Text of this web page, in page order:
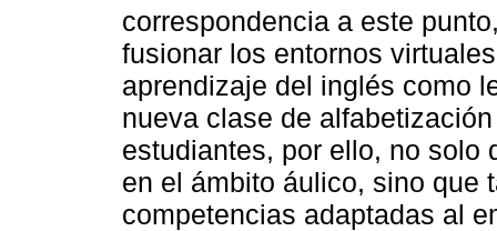
correspondencia a este
fusionar los entornos
aprendizaje del inglés como
nueva clase de
estudiantes, por ello, no solo
en el ámbito áulico, sino que
competencias adaptadas al